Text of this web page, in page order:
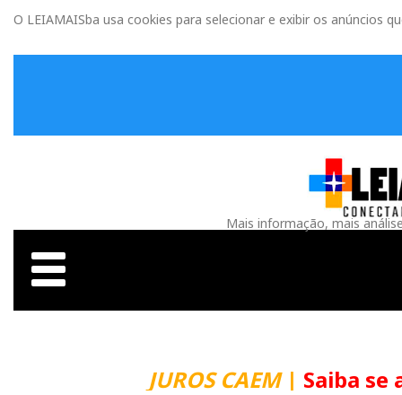
O LEIAMAISba usa cookies para selecionar e exibir os anúncios
Mais informação, mais
JUROS CAEM| Saiba se